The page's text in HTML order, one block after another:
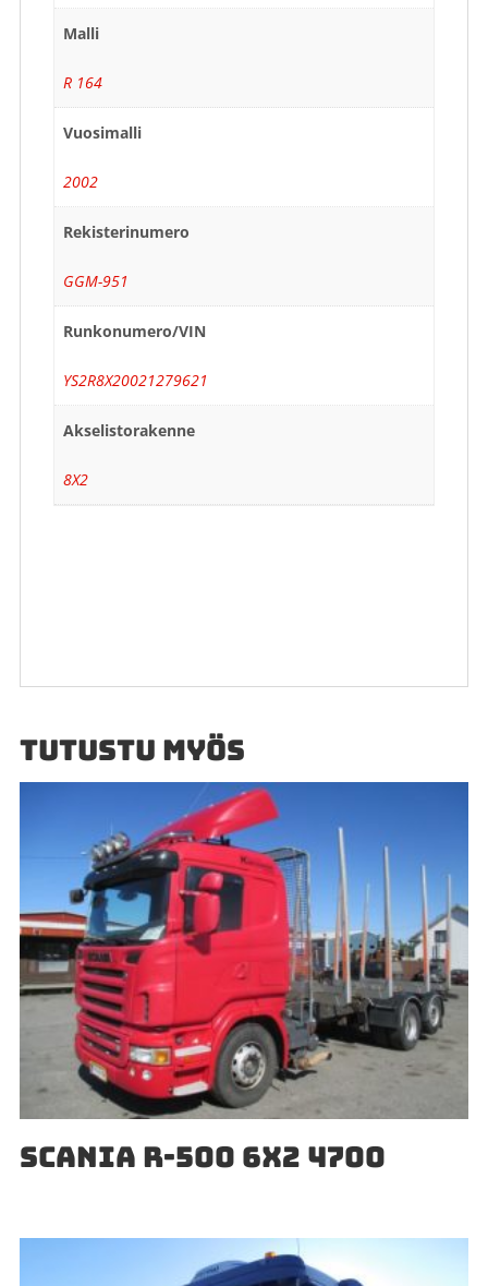
Malli
R 164
Vuosimalli
2002
Rekisterinumero
GGM-951
Runkonumero/VIN
YS2R8X20021279621
Akselistorakenne
8X2
TUTUSTU MYÖS
SCANIA R-500 6X2 4700